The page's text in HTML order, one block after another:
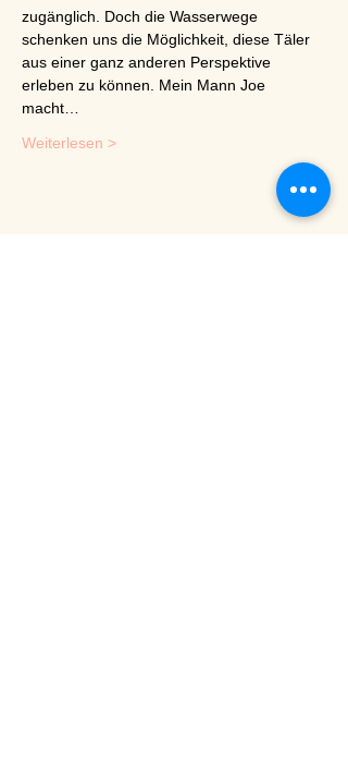
zugänglich. Doch die Wasserwege
schenken uns die Möglichkeit, diese Täler
aus einer ganz anderen Perspektive
erleben zu können. Mein Mann Joe
macht…
Weiterlesen >